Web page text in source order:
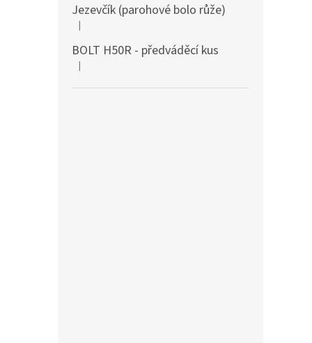
Jezevčík (parohové bolo růže)
Hodnocení produktu je 5 z 5 hvězdiček.
|
BOLT H50R - předváděcí kus
Hodnocení produktu je 5 z 5 hvězdiček.
|